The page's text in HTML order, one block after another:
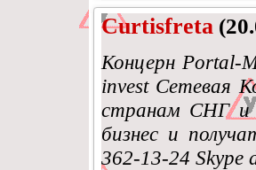
Curtisfreta
Концерн Portal-
invest Сетевая
странам СНГ и
бизнес и
362-13-24 Skype